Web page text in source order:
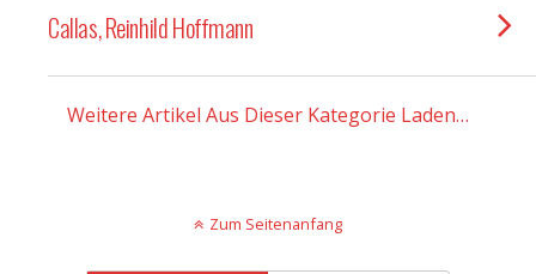
Callas, Reinhild Hoffmann
Weitere Artikel Aus Dieser Kategorie Laden…
Zum Seitenanfang